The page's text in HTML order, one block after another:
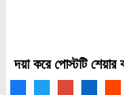
দয়া করে পোস্টটি